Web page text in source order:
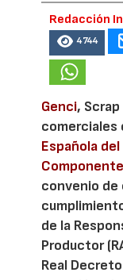
Redacción
4744
Genci,
comerciales
Española
convenio
de la
Productor
Real